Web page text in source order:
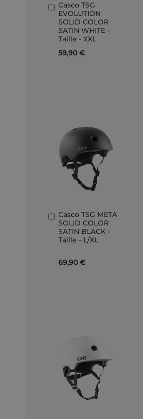
Casco TSG
EVOLUTION
SOLID COLOR
SATIN WHITE -
Taille - XXL
59,90 €
Aggiungi
al
Carrello
Casco TSG META
SOLID COLOR
SATIN BLACK -
Taille - L/XL
69,90 €
Aggiungi
al
Carrello